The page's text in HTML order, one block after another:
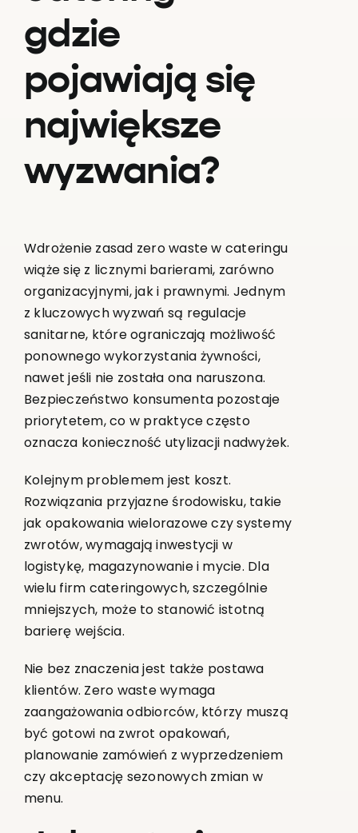
gdzie
pojawiają się
największe
wyzwania?
Wdrożenie zasad zero waste w cateringu
wiąże się z licznymi barierami, zarówno
organizacyjnymi, jak i prawnymi. Jednym
z kluczowych wyzwań są regulacje
sanitarne, które ograniczają możliwość
ponownego wykorzystania żywności,
nawet jeśli nie została ona naruszona.
Bezpieczeństwo konsumenta pozostaje
priorytetem, co w praktyce często
oznacza konieczność utylizacji nadwyżek.
Kolejnym problemem jest koszt.
Rozwiązania przyjazne środowisku, takie
jak opakowania wielorazowe czy systemy
zwrotów, wymagają inwestycji w
logistykę, magazynowanie i mycie. Dla
wielu firm cateringowych, szczególnie
mniejszych, może to stanowić istotną
barierę wejścia.
Nie bez znaczenia jest także postawa
klientów. Zero waste wymaga
zaangażowania odbiorców, którzy muszą
być gotowi na zwrot opakowań,
planowanie zamówień z wyprzedzeniem
czy akceptację sezonowych zmian w
menu.